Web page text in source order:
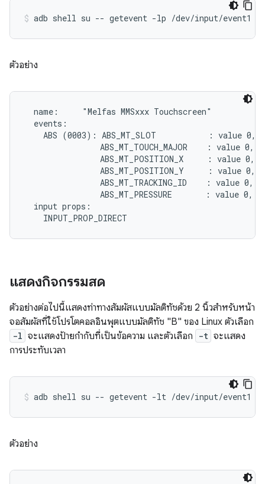
ตัวอย่าง
  name:     "Melfas MMSxxx Touchscreen"
  events:
ABS (0003): ABS_MT_SLOT           : value 0,
ABS_MT_TOUCH_MAJOR    : value 0,
ABS_MT_POSITION_X     : value 0,
ABS_MT_POSITION_Y     : value 0,
ABS_MT_TRACKING_ID    : value 0,
ABS_MT_PRESSURE       : value 0,
  input props:
แสดงกิจกรรมสด
ตัวอย่างต่อไปนี้แสดงท่าทางสัมผัสแบบมัลติทัชด้วย 2 นิ้วสำหรับหน้า
จอสัมผัสที่ใช้โปรโตคอลอินพุตแบบมัลติทัช "B" ของ Linux ตัวเลือก
-l จะแสดงป้ายกำกับที่เป็นข้อความ และตัวเลือก -t จะแสดง
การประทับเวลา
ตัวอย่าง